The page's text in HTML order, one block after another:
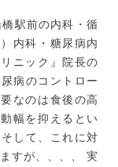
駅前の内科・循
内科・糖尿病内
ニック』院長の
病のコントロー
なのは食後の高
幅を抑えるとい
して、これに対
すが、、、、 実